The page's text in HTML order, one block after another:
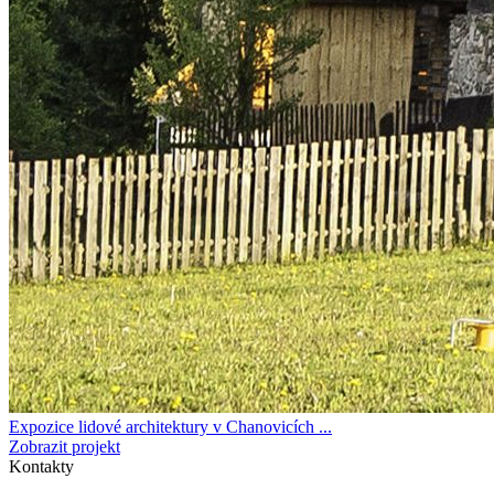
Expozice lidové architektury v Chanovicích ...
Zobrazit projekt
Kontakty